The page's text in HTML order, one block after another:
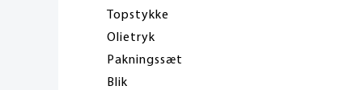
Topstykke
Olietryk
Pakningssæt
Blik